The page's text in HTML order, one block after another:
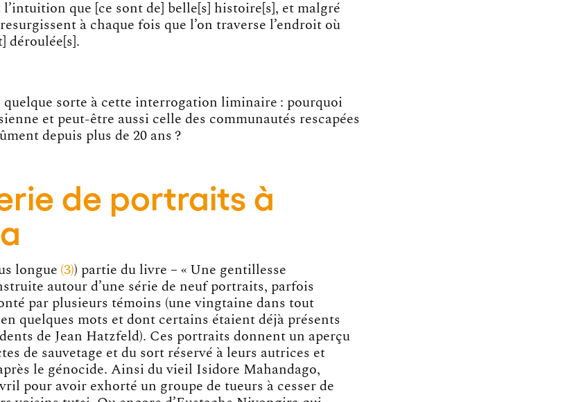
l’intuition que [ce sont de] belle[s] histoire[s], et malgré
à chaque fois que l’on traverse l’endroit où
déroulée[s].
quelque sorte à cette interrogation liminaire : pourquoi
et peut-être aussi celle des communautés rescapées
depuis plus de 20 ans ?
de portraits à
longue 3 ) partie du livre – « Une gentillesse
autour d’une série de neuf portraits, parfois
par plusieurs témoins (une vingtaine dans tout
en quelques mots et dont certains étaient déjà présents
de Jean Hatzfeld). Ces portraits donnent un aperçu
de sauvetage et du sort réservé à leurs autrices et
le génocide. Ainsi du vieil Isidore Mahandago,
pour avoir exhorté un groupe de tueurs à cesser de